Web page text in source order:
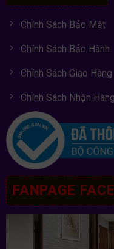
Chính Sách Bảo Mật
Chính Sách Bảo Hành
Chính Sách Giao Hàng
Chính Sách Nhận Hàng
FANPAGE